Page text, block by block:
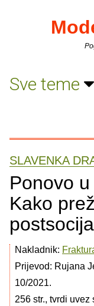
Sve teme
SLAVENKA
Ponovo
Kako
Nakladnik:
Prijevod: Rujana
10/2021.
256 str., tvrdi uvez